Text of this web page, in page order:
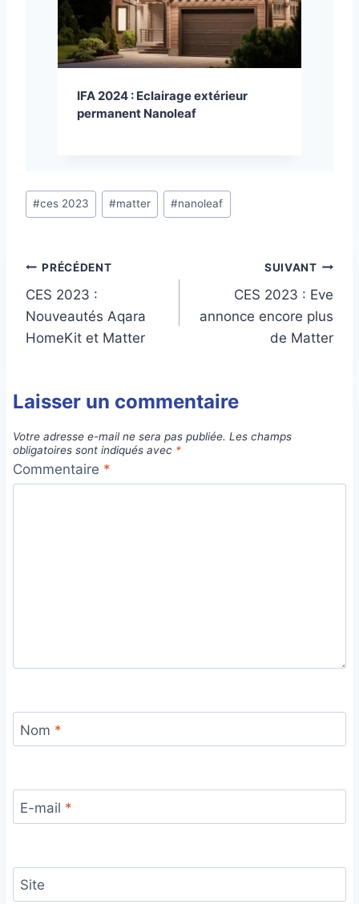
IFA 2024 : Eclairage extérieur
permanent Nanoleaf
Étiquettes
de
publication :
#ces 2023 #matter #nanoleaf
Navigation
de
l’article
PRÉCÉDENT
CES 2023 :
Nouveautés Aqara
HomeKit et Matter
SUIVANT
CES 2023 : Eve
annonce encore plus
de Matter
Laisser un commentaire
Votre adresse e-mail ne sera pas publiée. Les champs
obligatoires sont indiqués avec *
Commentaire *
Nom *
E-mail *
Site